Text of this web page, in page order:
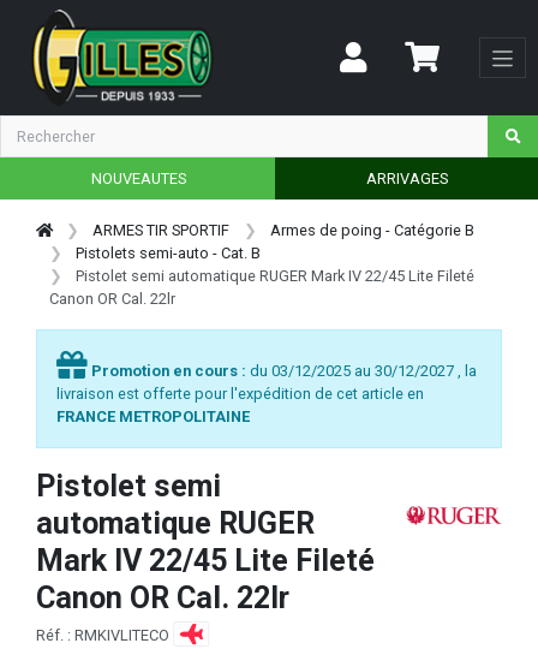
NOUVEAUTES ARRIVAGES
ARMES TIR SPORTIF
Armes de poing - Catégorie B
Pistolets semi-auto - Cat. B
Pistolet semi automatique RUGER Mark IV 22/45 Lite Fileté
Canon OR Cal. 22lr
Promotion en cours : du 03/12/2025 au 30/12/2027 , la
livraison est offerte pour l'expédition de cet article en
FRANCE METROPOLITAINE
Pistolet semi
automatique RUGER
Mark IV 22/45 Lite Fileté
Canon OR Cal. 22lr
Réf. : RMKIVLITECO